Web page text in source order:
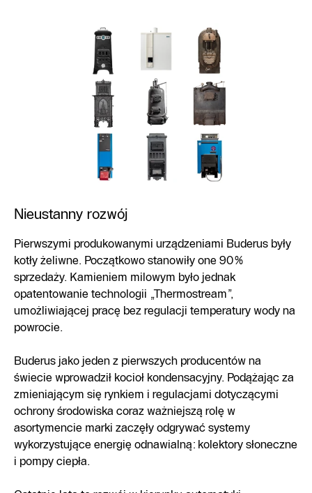
Nieustanny rozwój
Pierwszymi produkowanymi urządzeniami Buderus były
kotły żeliwne. Początkowo stanowiły one 90%
sprzedaży. Kamieniem milowym było jednak
opatentowanie technologii „Thermostream”,
umożliwiającej pracę bez regulacji temperatury wody na
powrocie.
Buderus jako jeden z pierwszych producentów na
świecie wprowadził kocioł kondensacyjny. Podążając za
zmieniającym się rynkiem i regulacjami dotyczącymi
ochrony środowiska coraz ważniejszą rolę w
asortymencie marki zaczęły odgrywać systemy
wykorzystujące energię odnawialną: kolektory słoneczne
i pompy ciepła.